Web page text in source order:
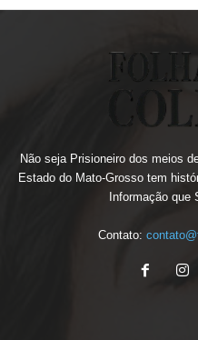
Não seja Prisioneiro dos meios
Estado do Mato-Grosso tem
Informação que
Contato: